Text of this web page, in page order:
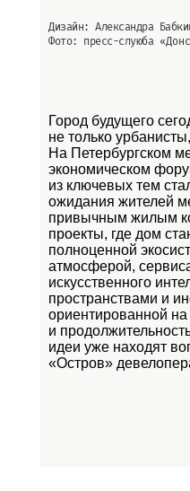
Дизайн: Александра
Фото: пресс-слуюба
Город будущего
не только
На Петербургском
экономическом
из ключевых тем
ожидания жителей
привычным жилым
проекты, где дом
полноценной
атмосферой,
искусственного
пространствами и
ориентированной на
и
идеи уже находят
«Остров»